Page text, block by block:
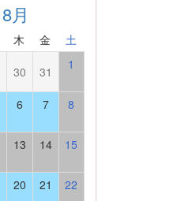
8月
木 金 土
30 31 1
6 7 8
13 14 15
20 21 22